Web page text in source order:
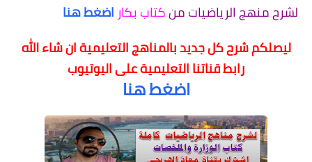
لشرح منهج الرياضيات منكتاب بكار اضغط هنا
ليصلكم شرح كل جديد بالمناهج التعليميةان شاء الله
رابط قناتنا التعليمية على اليوتيوب
اضغط هنا